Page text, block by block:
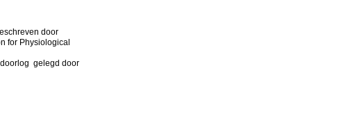
door
for Physiological
gelegd door